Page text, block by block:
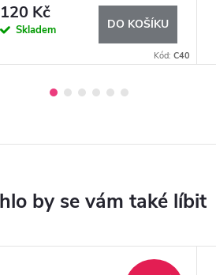
120 Kč
Skladem DO KOŠÍKU
Kód: C40